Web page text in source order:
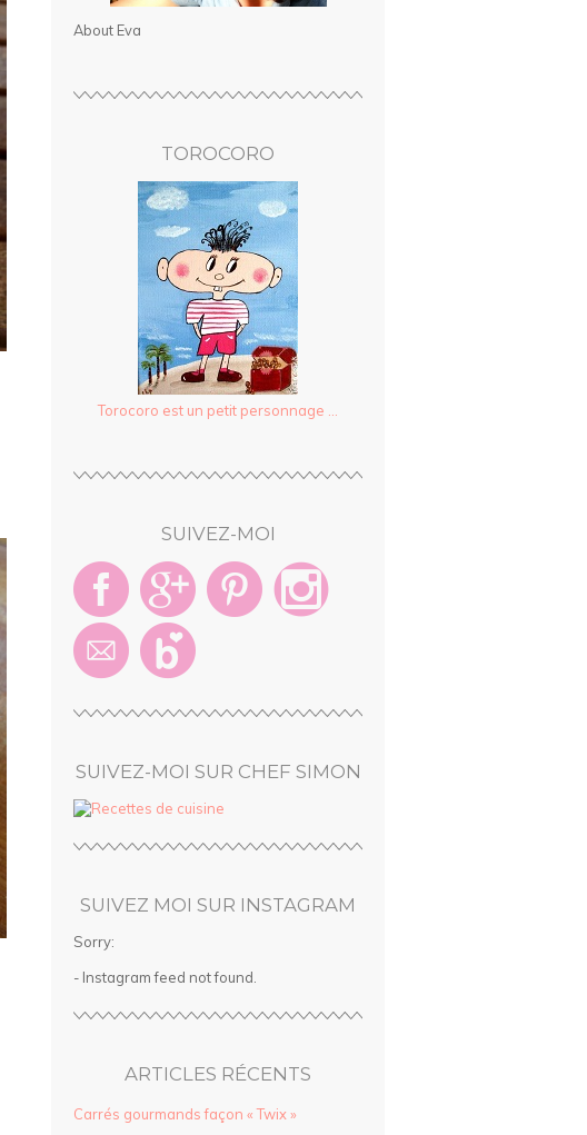
About Eva
TOROCORO
Torocoro est un petit personnage ...
SUIVEZ-MOI
SUIVEZ-MOI SUR CHEF SIMON
SUIVEZ MOI SUR INSTAGRAM
Sorry:
- Instagram feed not found.
ARTICLES RÉCENTS
Carrés gourmands façon « Twix »